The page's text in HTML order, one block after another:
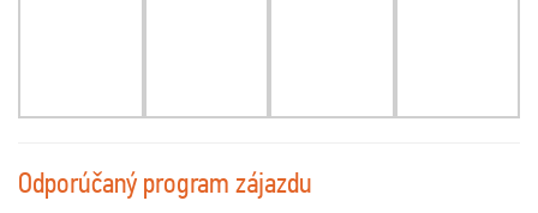
Odporúčaný program zájazdu